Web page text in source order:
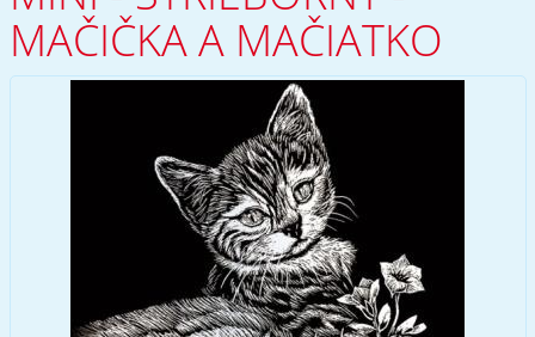
MAČIČKA A MAČIATKO